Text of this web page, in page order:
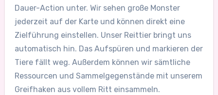
Dauer-Action unter. Wir sehen große Monster
jederzeit auf der Karte und können direkt eine
Zielführung einstellen. Unser Reittier bringt uns
automatisch hin. Das Aufspüren und markieren der
Tiere fällt weg. Außerdem können wir sämtliche
Ressourcen und Sammelgegenstände mit unserem
Greifhaken aus vollem Ritt einsammeln.